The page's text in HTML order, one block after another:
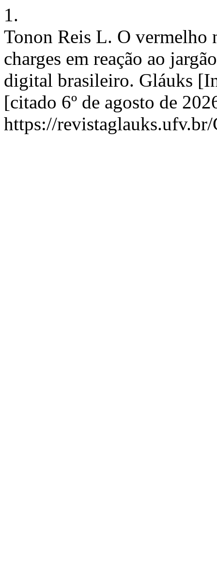
1.
Tonon Reis L. O vermelho
charges em reação ao
digital brasileiro. Gláuks
[citado 6º de agosto de
https://